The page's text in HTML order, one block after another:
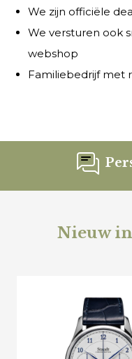
We zijn officiële
We versturen ook
webshop
Familiebedrijf met
Nieuw